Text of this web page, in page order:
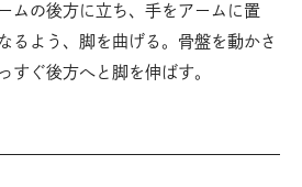
ムの後方に立ち、手をアームに置
るよう、脚を曲げる。骨盤を動かさ
すぐ後方へと脚を伸ばす。